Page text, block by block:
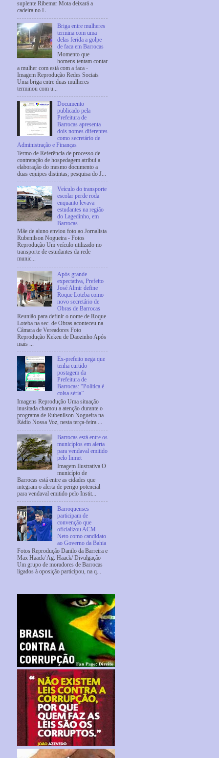
suplente Ribemar Mota deixará a
cadeira no L...
Briga entre mulheres
termina com uma
delas ferida a golpe
de faca em Barrocas
Momento que
homens tentam contar
a mulher com está com a faca -
Imagem Reprodução Redes Sociais
Uma briga entre duas mulheres
terminou com u...
Documento
publicado pela
Prefeitura de
Barrocas apresenta
dois nomes diferentes
como secretário de
Administração e Finanças
Termo de Referência de processo de
contratação de hospedagem atribui a
elaboração do mesmo documento a
duas equipes distintas; pesquisa do J...
Veículo do transporte
escolar perde roda
enquanto levava
estudantes na região
do Lagedinho, em
Barrocas
Mãe de aluno enviou foto ao Jornalista
Rubenilson Nogueira - Fotos
Reprodução Um veículo utilizado no
transporte de estudantes da rede
munic...
Após grande
expectativa, Prefeito
José Almir define
Roque Loteba como
novo secretário de
Obras de Barrocas
Reunião para definir o nome de Roque
Loteba na sec. de Obras aconteceu na
Câmara de Vereadores Foto
Reprodução Kekeu de Daozinho Após
mais ...
Ex-prefeito nega que
tenha curtido
postagem da
Prefeitura de
Barrocas: “Política é
coisa séria”
Imagens Reprodução Uma situação
inusitada chamou a atenção durante o
programa de Rubenilson Nogueira na
Rádio Nossa Voz, nesta terça-feira ...
Barrocas está entre os
municípios em alerta
para vendaval emitido
pelo Inmet
Imagem Ilustrativa O
município de
Barrocas está entre as cidades que
integram o alerta de perigo potencial
para vendaval emitido pelo Instit...
Barroquenses
participam de
convenção que
oficializou ACM
Neto como candidato
ao Governo da Bahia
Fotos Reprodução Danilo da Barreira e
Max Haack/ Ag. Haack/ Divulgação
Um grupo de moradores de Barrocas
ligados à oposição participou, na q...